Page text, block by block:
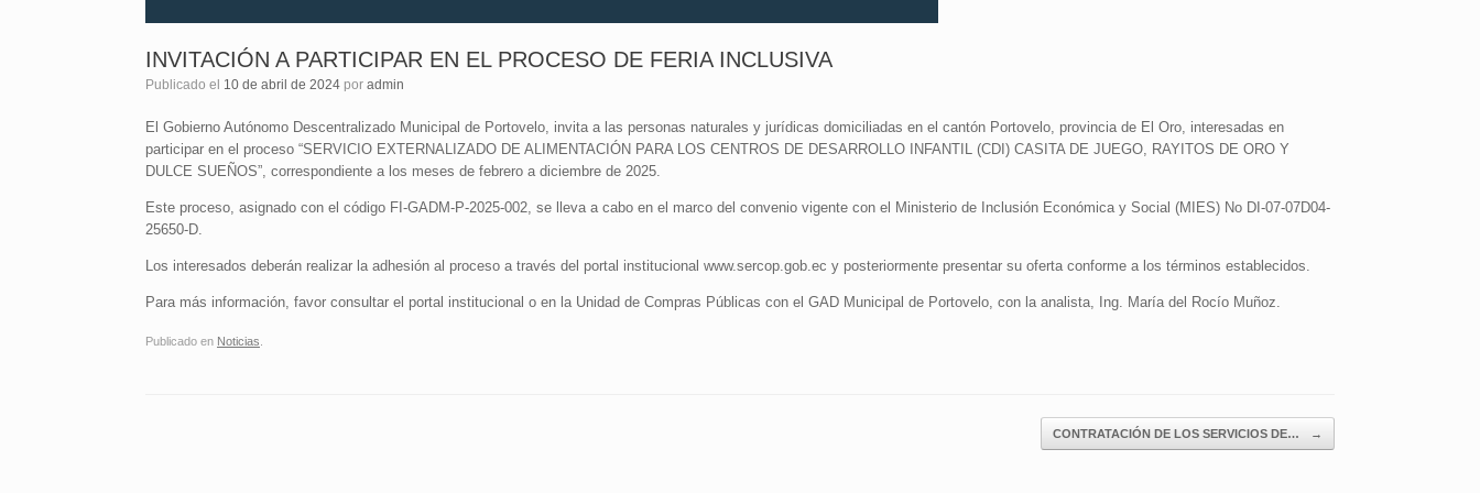
INVITACIÓN A PARTICIPAR EN EL PROCESO DE FERIA INCLUSIVA
Publicado el 10 de abril de 2024 por admin
El Gobierno Autónomo Descentralizado Municipal de Portovelo, invita a las personas naturales y jurídicas domiciliadas en el cantón Portovelo, provincia de El Oro, interesadas en
participar en el proceso “SERVICIO EXTERNALIZADO DE ALIMENTACIÓN PARA LOS CENTROS DE DESARROLLO INFANTIL (CDI) CASITA DE JUEGO, RAYITOS DE ORO Y
DULCE SUEÑOS”, correspondiente a los meses de febrero a diciembre de 2025.
Este proceso, asignado con el código FI-GADM-P-2025-002, se lleva a cabo en el marco del convenio vigente con el Ministerio de Inclusión Económica y Social (MIES) No DI-07-07D04-
25650-D.
Los interesados deberán realizar la adhesión al proceso a través del portal institucional www.sercop.gob.ec y posteriormente presentar su oferta conforme a los términos establecidos.
Para más información, favor consultar el portal institucional o en la Unidad de Compras Públicas con el GAD Municipal de Portovelo, con la analista, Ing. María del Rocío Muñoz.
Publicado en Noticias
CONTRATACIÓN DE LOS SERVICIOS DE… →